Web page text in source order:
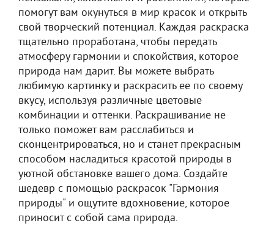
помогут вам окунуться в мир красок и открыть
свой творческий потенциал. Каждая раскраска
тщательно проработана, чтобы передать
атмосферу гармонии и спокойствия, которое
природа нам дарит. Вы можете выбрать
любимую картинку и раскрасить ее по своему
вкусу, используя различные цветовые
комбинации и оттенки. Раскрашивание не
только поможет вам расслабиться и
сконцентрироваться, но и станет прекрасным
способом насладиться красотой природы в
уютной обстановке вашего дома. Создайте
шедевр с помощью раскрасок "Гармония
природы" и ощутите вдохновение, которое
приносит с собой сама природа.